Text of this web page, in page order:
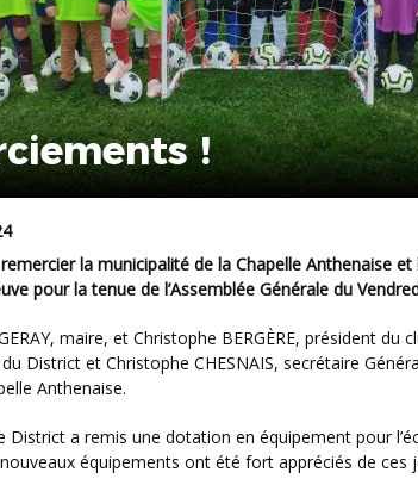
!
pour la tenue de l’Assemblée Générale du
du District et Christophe CHESNAIS, secrétaire
Anthenaise.
équipements ont été fort appréciés de ces